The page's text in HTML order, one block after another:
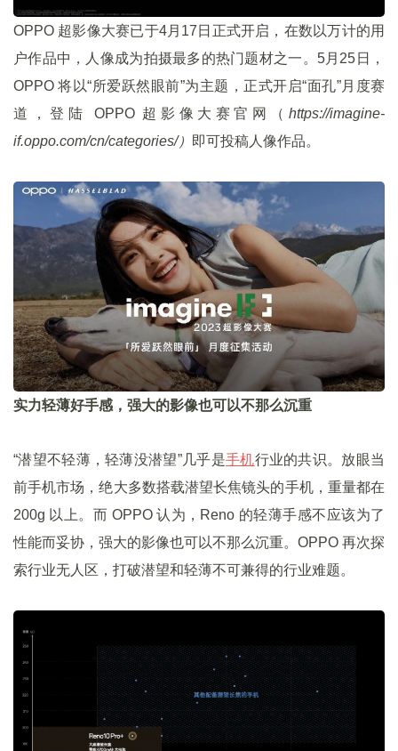
OPPO 超影像大赛已于4月17日正式开启，在数以万计的用
户作品中，人像成为拍摄最多的热门题材之一。5月25日，
OPPO 将以“所爱跃然眼前”为主题，正式开启“面孔”月度赛
道，登陆 OPPO 超影像大赛官网（ https://imagine-
if.oppo.com/cn/categories/） 即可投稿人像作品。
实力轻薄好手感，强大的影像也可以不那么沉重
“潜望不轻薄，轻薄没潜望”几乎是手机行业的共识。放眼当
前手机市场，绝大多数搭载潜望长焦镜头的手机，重量都在
200g 以上。而 OPPO 认为，Reno 的轻薄手感不应该为了
性能而妥协，强大的影像也可以不那么沉重。OPPO 再次探
索行业无人区，打破潜望和轻薄不可兼得的行业难题。